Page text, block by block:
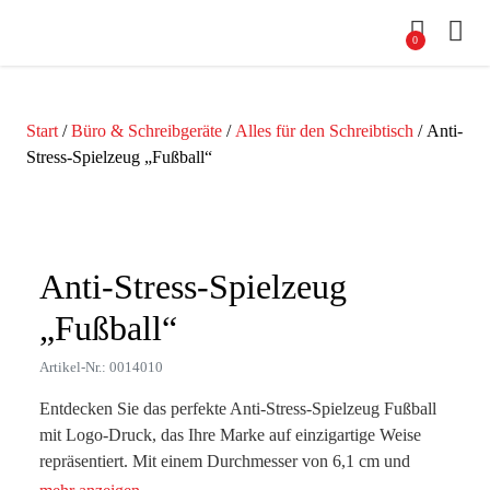
0
Start /Büro & Schreibgeräte / Alles für den Schreibtisch / Anti-
Stress-Spielzeug „Fußball“
Anti-Stress-Spielzeug
„Fußball“
Artikel-Nr.: 0014010
Entdecken Sie das perfekte Anti-Stress-Spielzeug Fußball
mit Logo-Druck, das Ihre Marke auf einzigartige Weise
repräsentiert. Mit einem Durchmesser von 6,1 cm und